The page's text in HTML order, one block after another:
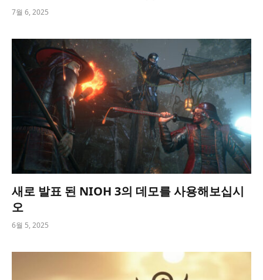
7월 6, 2025
새로 발표 된 NIOH 3의 데모를 사용해보십시
오
6월 5, 2025